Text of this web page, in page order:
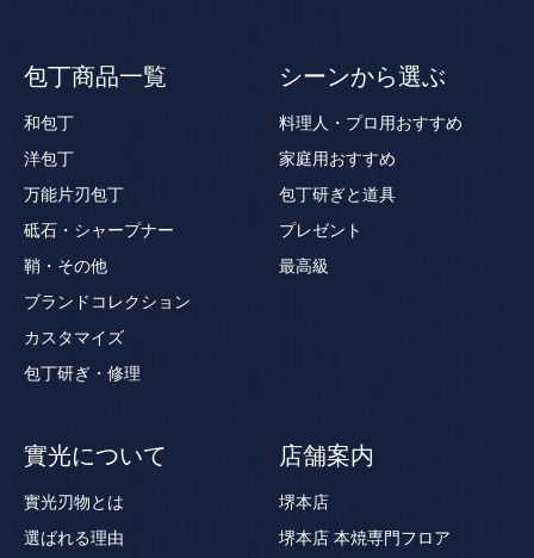
包丁商品一覧
和包丁
洋包丁
万能片刃包丁
砥石・シャープナー
鞘・その他
ブランドコレクション
カスタマイズ
包丁研ぎ・修理
シーンから選ぶ
料理人・プロ用おすすめ
家庭用おすすめ
包丁研ぎと道具
プレゼント
最高級
實光について
實光刃物とは
選ばれる理由
店舗案内
堺本店
堺本店 本焼専門フロア